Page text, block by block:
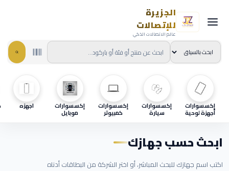
الجزيرة
للإتصالات
عالم الاتصالات الذكي
إكسسوارات
أجهزة لوحية
إكسسوارات
سيارة
إكسسوارات
كمبيوتر
إكسسوارات
موبايل
اجهزه
ابحث حسب جهازك
اكتب اسم جهازك للبحث المباشر، أو اختر الشركة من البطاقات أدناه